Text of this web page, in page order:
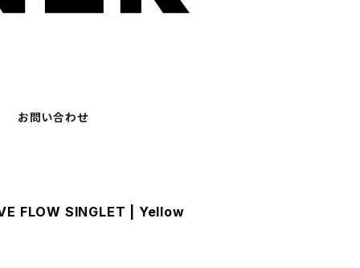
お問い合わせ
FLOW SINGLET | Yellow